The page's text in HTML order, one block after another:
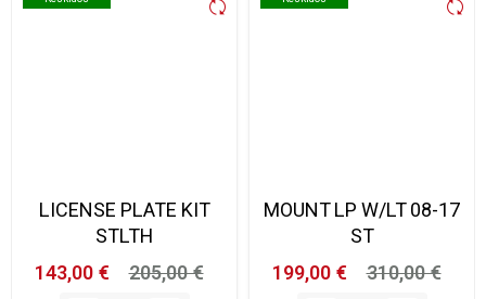
LICENSE PLATE KIT
STLTH
143,00 €
205,00 €
MOUNT LP W/LT 08-17
ST
199,00 €
310,00 €